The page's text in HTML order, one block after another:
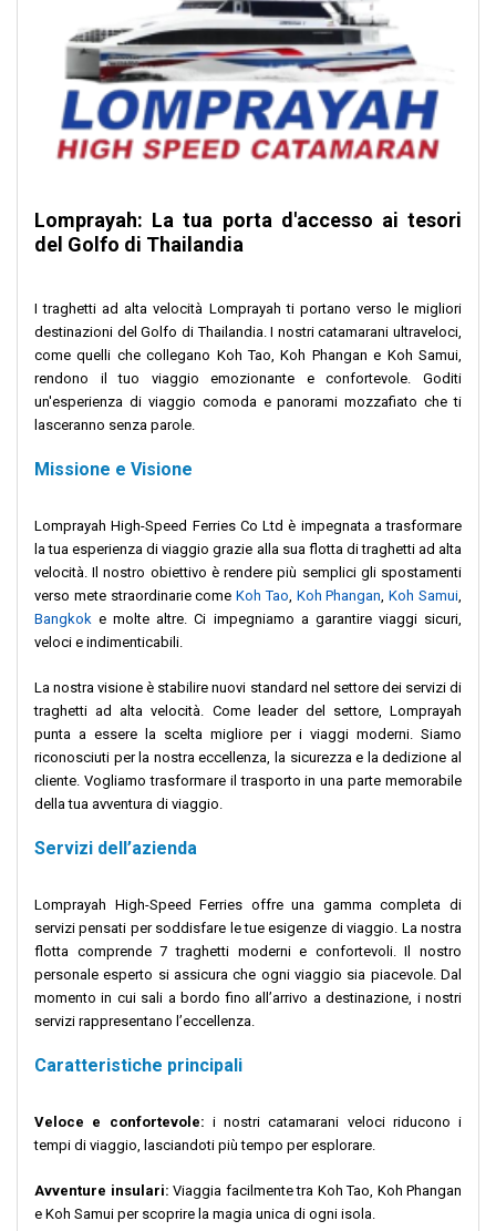
Lomprayah: La tua porta d'accesso ai tesori
del Golfo di Thailandia
I traghetti ad alta velocità Lomprayah ti portano verso le migliori
destinazioni del Golfo di Thailandia. I nostri catamarani ultraveloci,
come quelli che collegano Koh Tao, Koh Phangan e Koh Samui,
rendono il tuo viaggio emozionante e confortevole. Goditi
un'esperienza di viaggio comoda e panorami mozzafiato che ti
lasceranno senza parole.
Missione e Visione
Lomprayah High-Speed Ferries Co Ltd è impegnata a trasformare
la tua esperienza di viaggio grazie alla sua flotta di traghetti ad alta
velocità. Il nostro obiettivo è rendere più semplici gli spostamenti
verso mete straordinarie comeKoh Tao Koh Phangan ,Koh Samui
Bangkok e molte altre. Ci impegniamo a garantire viaggi sicuri,
veloci e indimenticabili.
La nostra visione è stabilire nuovi standard nel settore dei servizi di
traghetti ad alta velocità. Come leader del settore, Lomprayah
punta a essere la scelta migliore per i viaggi moderni. Siamo
riconosciuti per la nostra eccellenza, la sicurezza e la dedizione al
cliente. Vogliamo trasformare il trasporto in una parte memorabile
della tua avventura di viaggio.
Servizi dell’azienda
Lomprayah High-Speed Ferries offre una gamma completa di
servizi pensati per soddisfare le tue esigenze di viaggio. La nostra
flotta comprende 7 traghetti moderni e confortevoli. Il nostro
personale esperto si assicura che ogni viaggio sia piacevole. Dal
momento in cui sali a bordo fino all’arrivo a destinazione, i nostri
servizi rappresentano l’eccellenza.
Caratteristiche principali
Veloce e confortevole: i nostri catamarani veloci riducono i
tempi di viaggio, lasciandoti più tempo per esplorare.
Avventure insulari: Viaggia facilmente tra Koh Tao, Koh Phangan
e Koh Samui per scoprire la magia unica di ogni isola.